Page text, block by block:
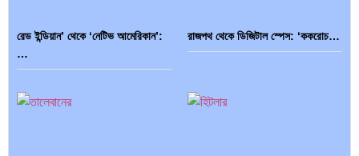
রেড ইন্ডিয়ান’ থেকে ‘নেটিভ আমেরিকান’:
…
রাজপথ থেকে ডিজিটাল স্পেস: ‘ককরোচ…